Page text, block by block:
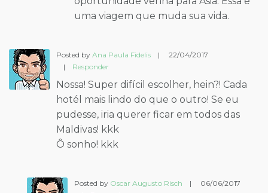
uma viagem que muda sua vida.
Posted by Ana Paula Fidelis |
22/04/2017
|
Responder
Nossa! Super difícil escolher, hein?! Cada
hotél mais lindo do que o outro! Se eu
pudesse, iria querer ficar em todos das
Maldivas! kkk
Ô sonho! kkk
Posted by Oscar Augusto Risch |
06/06/2017